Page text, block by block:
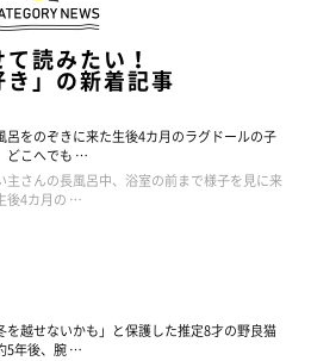
間ロス』を経験した猫。自か
を次につなぐ
『仲間ロス』を経験した猫。自ら
いやり」を次につなぐ
の話」の第4話。5才という若さで先代猫を突然亡
の引っ越し。2匹の猫たちは
も無事再会！「どこへ行くの
読みたい！
き」の新着記事
呂をのぞきに来た生後4カ月のラグドールの子
こへでも …
主さんの長風呂中、浴室の前まで様子を見に来
後4カ月の …
を越せないかも」と保護した推定8才の野良猫
年後、腕 …